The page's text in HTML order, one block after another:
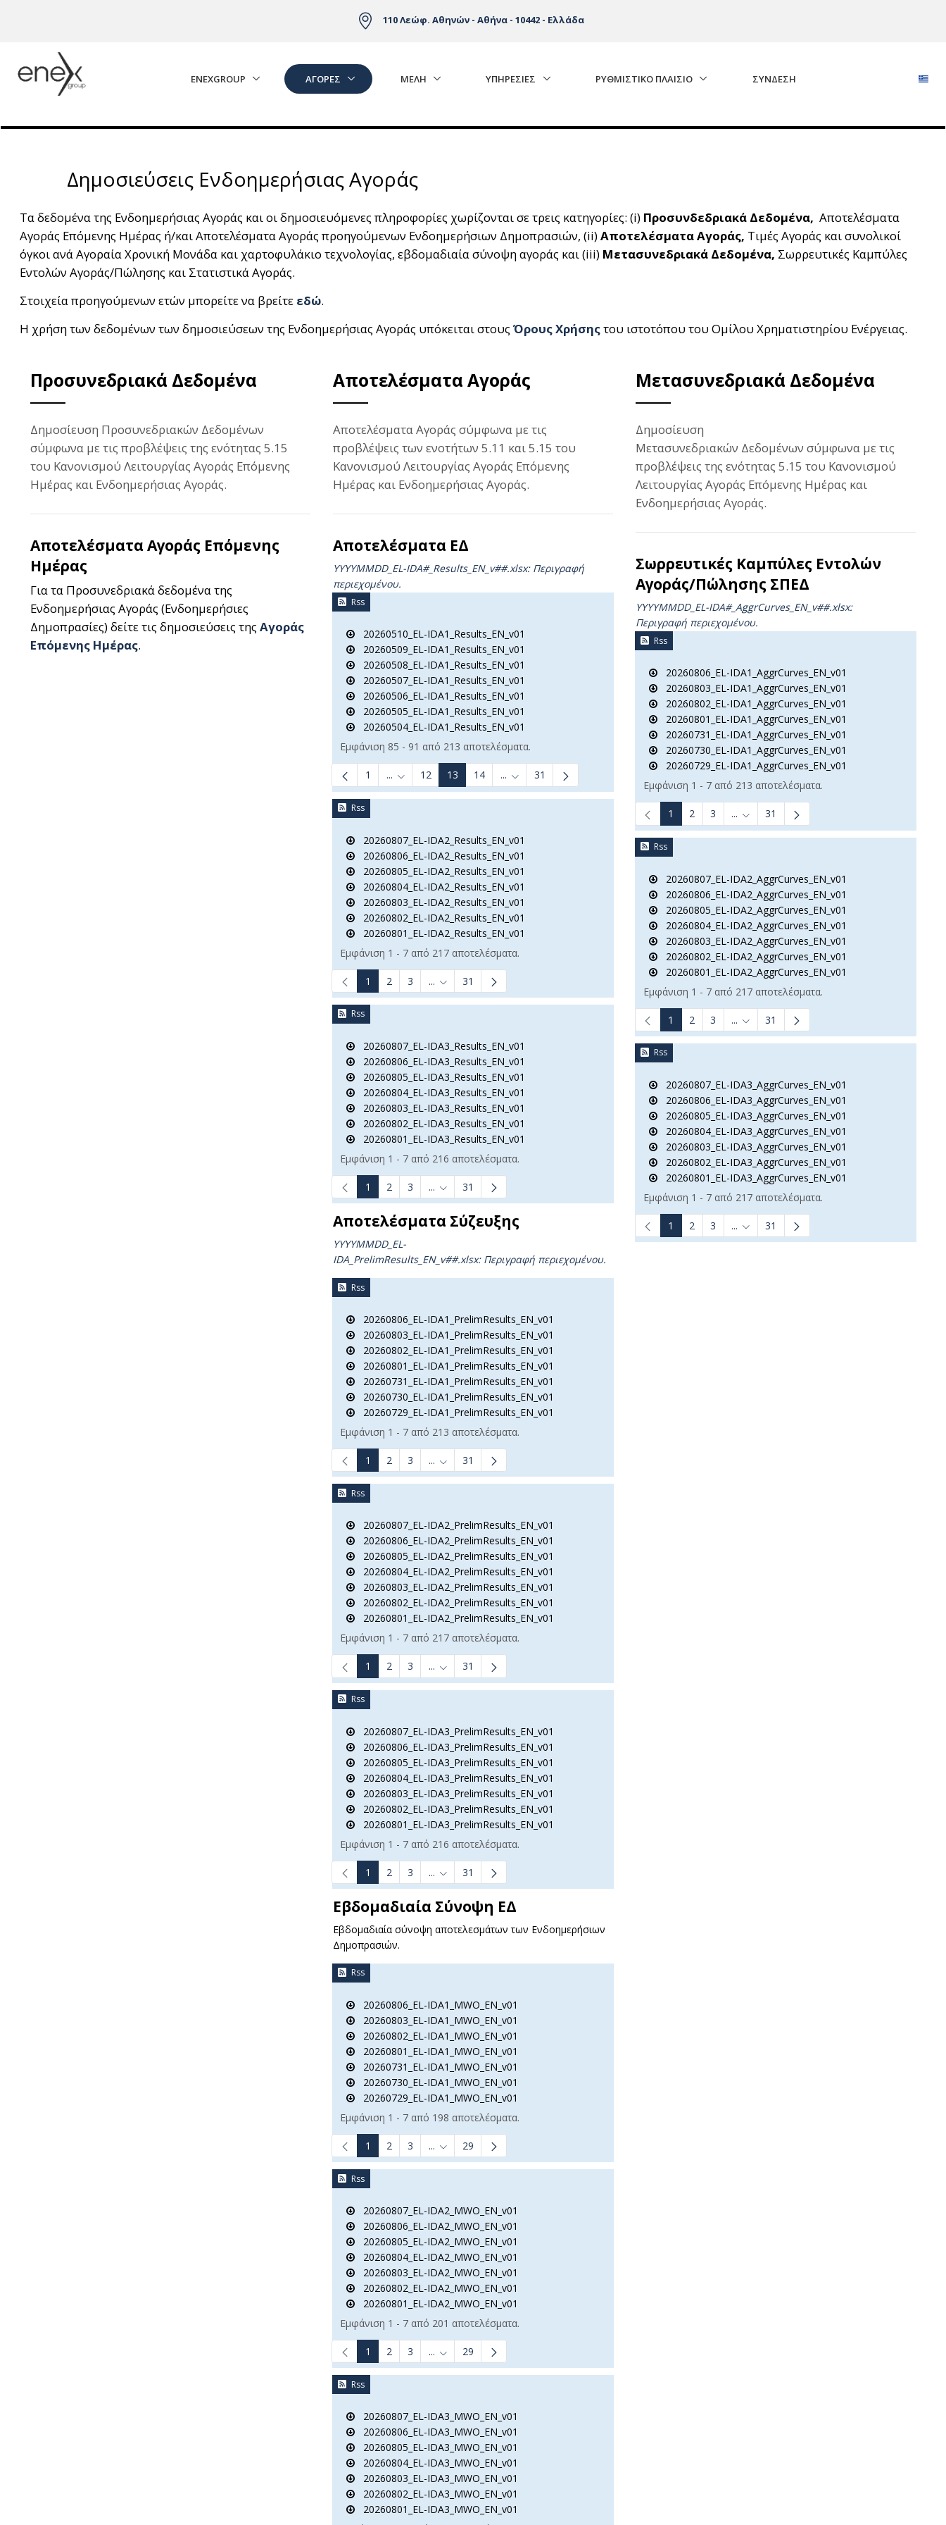
110 Λεώφ. Αθηνών - Αθήνα - 10442 - Ελλάδα
ENEXGROUP ΑΓΟΡΈΣ ΜΕΛΗ ΥΠΗΡΕΣΙΕΣ ΡΥΘΜΙΣΤΙΚΟ ΠΛΑΙΣΙΟ ΣΎΝΔΕΣΗ
Δημοσιεύσεις Ενδοημερήσιας Αγοράς
Τα δεδομένα της Ενδοημερήσιας Αγοράς και οι δημοσιευόμενες πληροφορίες χωρίζονται σε τρεις κατηγορίες: (i) Προσυνδεδριακά Δεδομένα, Αποτελέσματα
Αγοράς Επόμενης Ημέρας ή/και Αποτελέσματα Αγοράς προηγούμενων Ενδοημερήσιων Δημοπρασιών, (ii)Αποτελέσματα Αγοράς, Τιμές Αγοράς και συνολικοί
όγκοι ανά Αγοραία Χρονική Μονάδα και χαρτοφυλάκιο τεχνολογίας, εβδομαδιαία σύνοψη αγοράς και (iii) Μετασυνεδριακά Δεδομένα, Σωρρευτικές Καμπύλες
Εντολών Αγοράς/Πώλησης και Στατιστικά Αγοράς.
Στοιχεία προηγούμενων ετών μπορείτε να βρείτε εδώ.
Η χρήση των δεδομένων των δημοσιεύσεων της Ενδοημερήσιας Αγοράς υπόκειται στους Όρους Χρήσηςτου ιστοτόπου του Ομίλου Χρηματιστηρίου Ενέργειας.
Προσυνεδριακά Δεδομένα
Δημοσίευση Προσυνεδριακών Δεδομένων
σύμφωνα με τις προβλέψεις της ενότητας 5.15
του Κανονισμού Λειτουργίας Αγοράς Επόμενης
Ημέρας και Ενδοημερήσιας Αγοράς.
Αποτελέσματα Αγοράς Επόμενης
Ημέρας
Για τα Προσυνεδριακά δεδομένα της
Ενδοημερήσιας Αγοράς (Ενδοημερήσιες
Δημοπρασίες) δείτε τις δημοσιεύσεις της Αγοράς
Επόμενης Ημέρας.
Αποτελέσματα Αγοράς
Αποτελέσματα Αγοράς σύμφωνα με τις
προβλέψεις των ενοτήτων 5.11 και 5.15 του
Κανονισμού Λειτουργίας Αγοράς Επόμενης
Ημέρας και Ενδοημερήσιας Αγοράς.
Αποτελέσματα ΕΔ
YYYYMMDD_EL-IDA#_Results_ΕΝ_v##.xlsx: Περιγραφή
περιεχομένου.
Rss
20260510_EL-IDA1_Results_EN_v01
20260509_EL-IDA1_Results_EN_v01
20260508_EL-IDA1_Results_EN_v01
20260507_EL-IDA1_Results_EN_v01
20260506_EL-IDA1_Results_EN_v01
20260505_EL-IDA1_Results_EN_v01
20260504_EL-IDA1_Results_EN_v01
Εμφάνιση 85 - 91 από 213 αποτελέσματα.
1 ... Ενδιάμεσες σελίδες Use TAB to navigate.
12 13 14 ... Ενδιάμεσες σελίδες Use TAB to navigate.
31
Rss
20260807_EL-IDA2_Results_EN_v01
20260806_EL-IDA2_Results_EN_v01
20260805_EL-IDA2_Results_EN_v01
20260804_EL-IDA2_Results_EN_v01
20260803_EL-IDA2_Results_EN_v01
20260802_EL-IDA2_Results_EN_v01
20260801_EL-IDA2_Results_EN_v01
Εμφάνιση 1 - 7 από 217 αποτελέσματα.
1 2 3 ... Ενδιάμεσες σελίδες Use TAB to navigate.
31
Rss
20260807_EL-IDA3_Results_EN_v01
20260806_EL-IDA3_Results_EN_v01
20260805_EL-IDA3_Results_EN_v01
20260804_EL-IDA3_Results_EN_v01
20260803_EL-IDA3_Results_EN_v01
20260802_EL-IDA3_Results_EN_v01
20260801_EL-IDA3_Results_EN_v01
Εμφάνιση 1 - 7 από 216 αποτελέσματα.
1 2 3 ... Ενδιάμεσες σελίδες Use TAB to navigate.
31
Αποτελέσματα Σύζευξης
YYYYMMDD_EL-
IDA_PrelimResults_ΕΝ_v##.xlsx:Περιγραφή περιεχομένου.
Rss
20260806_EL-IDA1_PrelimResults_EN_v01
20260803_EL-IDA1_PrelimResults_EN_v01
20260802_EL-IDA1_PrelimResults_EN_v01
20260801_EL-IDA1_PrelimResults_EN_v01
20260731_EL-IDA1_PrelimResults_EN_v01
20260730_EL-IDA1_PrelimResults_EN_v01
20260729_EL-IDA1_PrelimResults_EN_v01
Εμφάνιση 1 - 7 από 213 αποτελέσματα.
1 2 3 ... Ενδιάμεσες σελίδες Use TAB to navigate.
31
Rss
20260807_EL-IDA2_PrelimResults_EN_v01
20260806_EL-IDA2_PrelimResults_EN_v01
20260805_EL-IDA2_PrelimResults_EN_v01
20260804_EL-IDA2_PrelimResults_EN_v01
20260803_EL-IDA2_PrelimResults_EN_v01
20260802_EL-IDA2_PrelimResults_EN_v01
20260801_EL-IDA2_PrelimResults_EN_v01
Εμφάνιση 1 - 7 από 217 αποτελέσματα.
1 2 3 ... Ενδιάμεσες σελίδες Use TAB to navigate.
31
Rss
20260807_EL-IDA3_PrelimResults_EN_v01
20260806_EL-IDA3_PrelimResults_EN_v01
20260805_EL-IDA3_PrelimResults_EN_v01
20260804_EL-IDA3_PrelimResults_EN_v01
20260803_EL-IDA3_PrelimResults_EN_v01
20260802_EL-IDA3_PrelimResults_EN_v01
20260801_EL-IDA3_PrelimResults_EN_v01
Εμφάνιση 1 - 7 από 216 αποτελέσματα.
1 2 3 ... Ενδιάμεσες σελίδες Use TAB to navigate.
31
Εβδομαδιαία Σύνοψη ΕΔ
Εβδομαδιαία σύνοψη αποτελεσμάτων των Ενδοημερήσιων
Δημοπρασιών.
Rss
20260806_EL-IDA1_MWO_EN_v01
20260803_EL-IDA1_MWO_EN_v01
20260802_EL-IDA1_MWO_EN_v01
20260801_EL-IDA1_MWO_EN_v01
20260731_EL-IDA1_MWO_EN_v01
20260730_EL-IDA1_MWO_EN_v01
20260729_EL-IDA1_MWO_EN_v01
Εμφάνιση 1 - 7 από 198 αποτελέσματα.
1 2 3 ... Ενδιάμεσες σελίδες Use TAB to navigate.
29
Rss
20260807_EL-IDA2_MWO_EN_v01
20260806_EL-IDA2_MWO_EN_v01
20260805_EL-IDA2_MWO_EN_v01
20260804_EL-IDA2_MWO_EN_v01
20260803_EL-IDA2_MWO_EN_v01
20260802_EL-IDA2_MWO_EN_v01
20260801_EL-IDA2_MWO_EN_v01
Εμφάνιση 1 - 7 από 201 αποτελέσματα.
1 2 3 ... Ενδιάμεσες σελίδες Use TAB to navigate.
29
Rss
20260807_EL-IDA3_MWO_EN_v01
20260806_EL-IDA3_MWO_EN_v01
20260805_EL-IDA3_MWO_EN_v01
20260804_EL-IDA3_MWO_EN_v01
20260803_EL-IDA3_MWO_EN_v01
20260802_EL-IDA3_MWO_EN_v01
20260801_EL-IDA3_MWO_EN_v01
Μετασυνεδριακά Δεδομένα
Δημοσίευση
Μετασυνεδριακών Δεδομένων σύμφωνα με τις
προβλέψεις της ενότητας 5.15 του Κανονισμού
Λειτουργίας Αγοράς Επόμενης Ημέρας και
Ενδοημερήσιας Αγοράς.
Σωρρευτικές Καμπύλες Εντολών
Αγοράς/Πώλησης ΣΠΕΔ
YYYYMMDD_EL-IDA#_AggrCurves_ΕΝ_v##.xlsx:
Περιγραφή περιεχομένου.
Rss
20260806_EL-IDA1_AggrCurves_EN_v01
20260803_EL-IDA1_AggrCurves_EN_v01
20260802_EL-IDA1_AggrCurves_EN_v01
20260801_EL-IDA1_AggrCurves_EN_v01
20260731_EL-IDA1_AggrCurves_EN_v01
20260730_EL-IDA1_AggrCurves_EN_v01
20260729_EL-IDA1_AggrCurves_EN_v01
Εμφάνιση 1 - 7 από 213 αποτελέσματα.
1 2 3 ... Ενδιάμεσες σελίδες Use TAB to navigate.
31
Rss
20260807_EL-IDA2_AggrCurves_EN_v01
20260806_EL-IDA2_AggrCurves_EN_v01
20260805_EL-IDA2_AggrCurves_EN_v01
20260804_EL-IDA2_AggrCurves_EN_v01
20260803_EL-IDA2_AggrCurves_EN_v01
20260802_EL-IDA2_AggrCurves_EN_v01
20260801_EL-IDA2_AggrCurves_EN_v01
Εμφάνιση 1 - 7 από 217 αποτελέσματα.
1 2 3 ... Ενδιάμεσες σελίδες Use TAB to navigate.
31
Rss
20260807_EL-IDA3_AggrCurves_EN_v01
20260806_EL-IDA3_AggrCurves_EN_v01
20260805_EL-IDA3_AggrCurves_EN_v01
20260804_EL-IDA3_AggrCurves_EN_v01
20260803_EL-IDA3_AggrCurves_EN_v01
20260802_EL-IDA3_AggrCurves_EN_v01
20260801_EL-IDA3_AggrCurves_EN_v01
Εμφάνιση 1 - 7 από 217 αποτελέσματα.
1 2 3 ... Ενδιάμεσες σελίδες Use TAB to navigate.
31